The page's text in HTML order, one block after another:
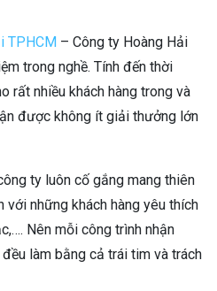
TPHCM – Công ty Hoàng Hải
trong nghề. Tính đến thời
rất nhiều khách hàng trong và
được không ít giải thưởng lớn
ty luôn cố gắng mang thiên
với những khách hàng yêu thích
Nên mỗi công trình nhận
làm bằng cả trái tim và trách